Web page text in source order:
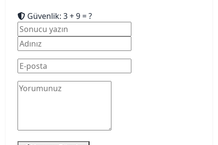
Güvenlik: 3 + 9 = ?